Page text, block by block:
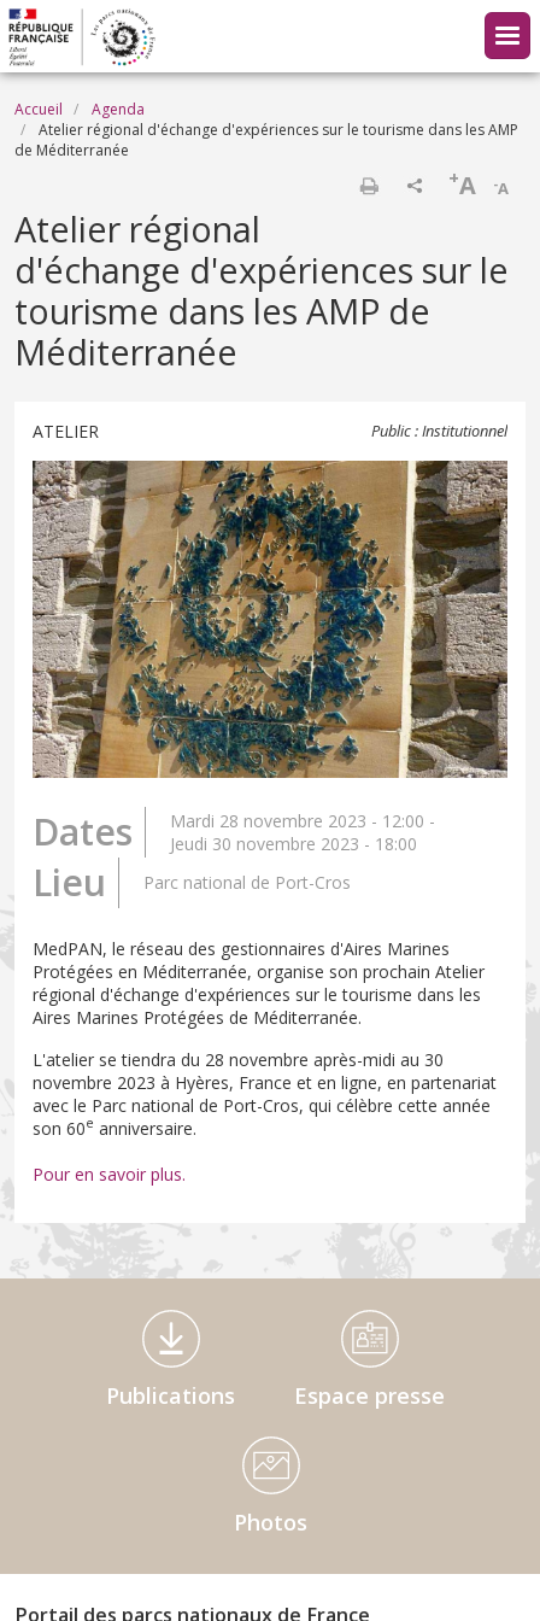
Aller au contenu principal
Fil d'Ariane
Accueil
Agenda
Atelier régional d'échange d'expériences sur le tourisme dans les AMP
de Méditerranée
-A
+A
Atelier régional
d'échange d'expériences sur le
tourisme dans les AMP de
Méditerranée
ATELIER Public : Institutionnel
Dates Mardi 28 novembre 2023 - 12:00 -
Jeudi 30 novembre 2023 - 18:00
Lieu Parc national de Port-Cros
MedPAN, le réseau des gestionnaires d'Aires Marines
Protégées en Méditerranée, organise son prochain Atelier
régional d'échange d'expériences sur le tourisme dans les
Aires Marines Protégées de Méditerranée.
L'atelier se tiendra du 28 novembre après-midi au 30
novembre 2023 à Hyères, France et en ligne, en partenariat
avec le Parc national de Port-Cros, qui célèbre cette année
son 60e anniversaire.
Pour en savoir plus.
Médiathèque Footer
Publications Espace presse
Photos
Portail des parcs nationaux de France